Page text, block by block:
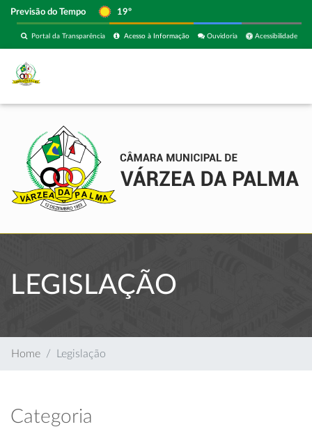
Previsão do Tempo 19º
Acessibilidade
Ouvidoria
Acesso à Informação
Portal da Transparência
LEGISLAÇÃO
Home Legislação
Categoria